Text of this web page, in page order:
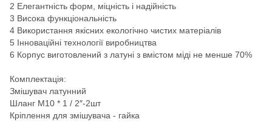
2 Елегантність форм, міцність і надійність
3 Висока функціональність
4 Використання якісних екологічно чистих матеріалів
5 Інноваційні технології виробництва
6 Корпус виготовлений з латуні з вмістом міді не менше 70%
Комплектація:
Змішувач латунний
Шланг М10 * 1 / 2″-2шт
Кріплення для змішувача - гайка